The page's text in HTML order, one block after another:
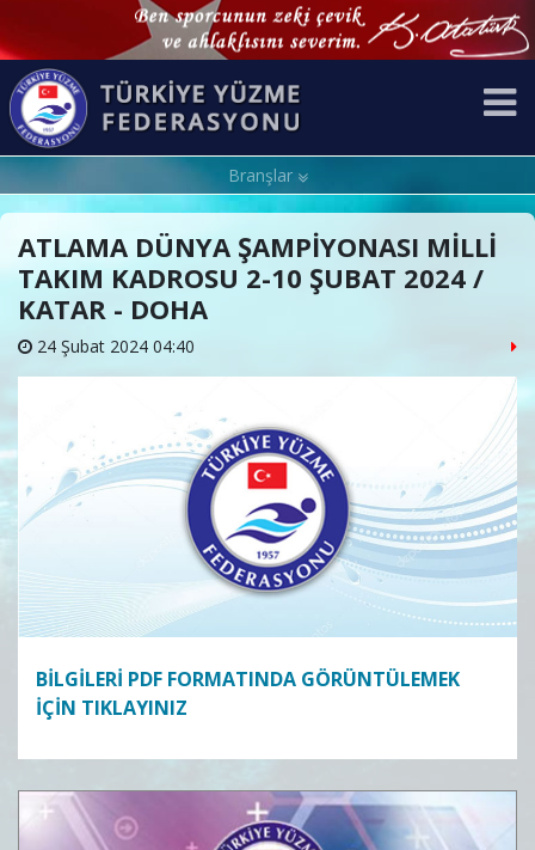
Branşlar
ATLAMA DÜNYA ŞAMPİYONASI MİLLİ
TAKIM KADROSU 2-10 ŞUBAT 2024 /
KATAR - DOHA
24 Şubat 2024 04:40
BİLGİLERİ PDF FORMATINDA GÖRÜNTÜLEMEK
İÇİN TIKLAYINIZ